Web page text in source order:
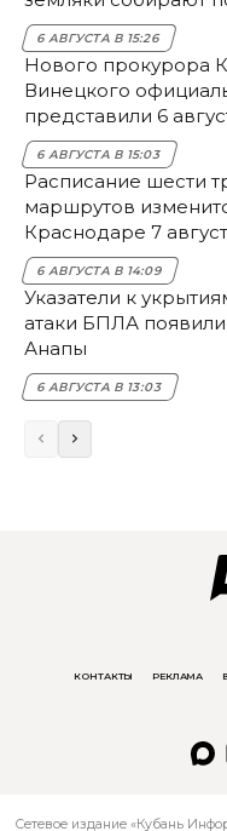
6 АВГУСТА В 15:26
Нового прокурора
Винецкого
представили 6
6 АВГУСТА В 15:03
Расписание шести
маршрутов
Краснодаре 7
6 АВГУСТА В 14:09
Указатели к
атаки БПЛА
Анапы
6 АВГУСТА В 13:03
КОНТАКТЫ РЕКЛАМА
Сетевое издание «Кубань